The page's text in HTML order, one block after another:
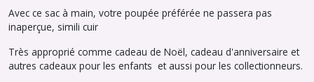
Avec ce sac à main, votre poupée préférée ne passera pas
inaperçue, simili cuir
Très approprié comme cadeau de Noël, cadeau d'anniversaire et
autres cadeaux pour les enfants et aussi pour les collectionneurs.